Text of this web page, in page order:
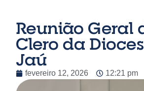
Reunião Geral
Clero da
Jaú
fevereiro 12, 2026 12:21 pm